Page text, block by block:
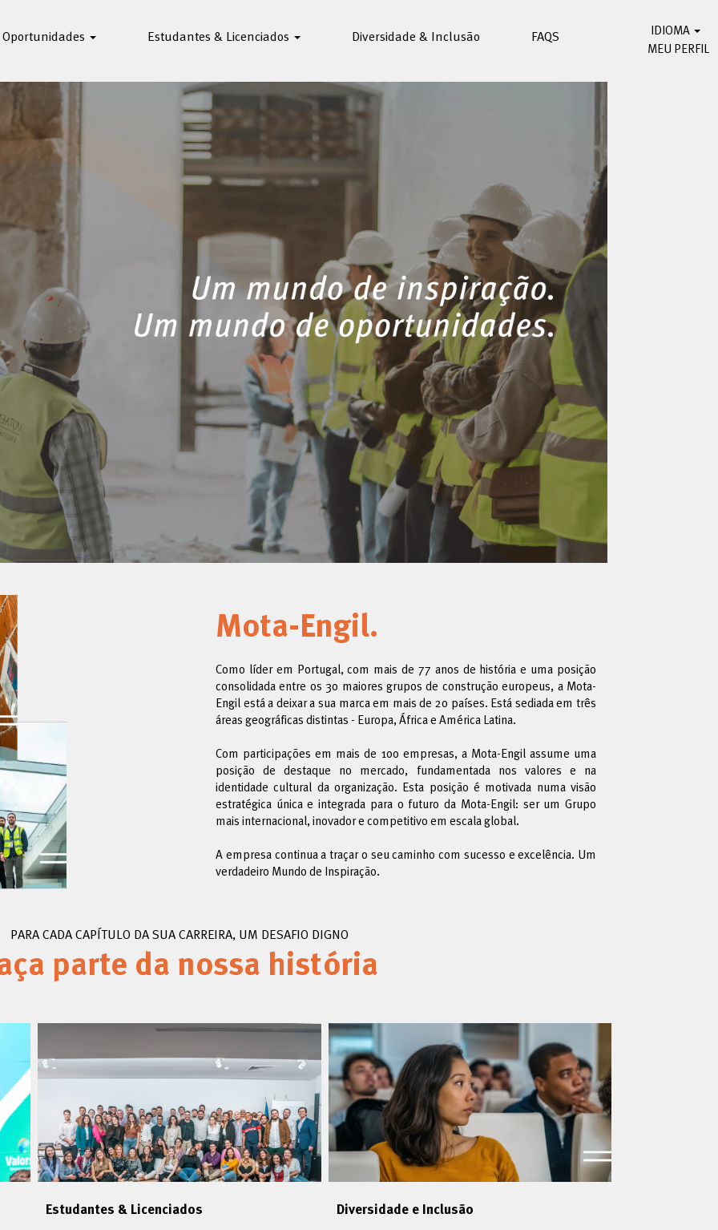
Oportunidades Estudantes & Licenciados Diversidade & Inclusão FAQS
IDIOMA
MEU PERFIL
Mota-Engil.
Como líder em Portugal, com mais de 77 anos de história e uma posição
consolidada entre os 30 maiores grupos de construção europeus, a Mota-
Engil está a deixar a sua marca em mais de 20 países. Está sediada em três
áreas geográficas distintas - Europa, África e América Latina.
Com participações em mais de 100 empresas, a Mota-Engil assume uma
posição de destaque no mercado, fundamentada nos valores e na
identidade cultural da organização. Esta posição é motivada numa visão
estratégica única e integrada para o futuro da Mota-Engil: ser um Grupo
mais internacional, inovador e competitivo em escala global.
A empresa continua a traçar o seu caminho com sucesso e excelência. Um
verdadeiro Mundo de Inspiração.
PARA CADA CAPÍTULO DA SUA CARREIRA, UM DESAFIO DIGNO
parte da nossa história
Estudantes & Licenciados Diversidade e Inclusão